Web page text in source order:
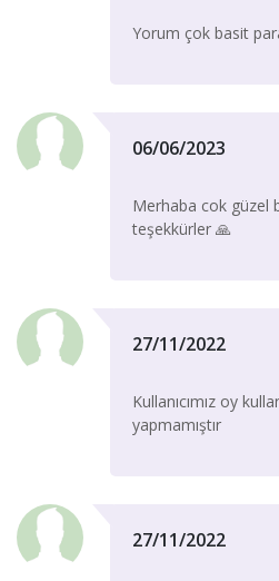
Yorum çok basit
06/06/2023
Merhaba cok güzel
teşekkürler 🙏
27/11/2022
Kullanıcımız oy
yapmamıştır
27/11/2022